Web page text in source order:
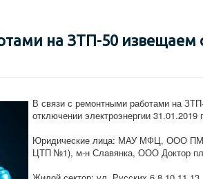
на ЗТП-50 извещаем
В связи с ремонтными работами на
отключении электроэнергии 31.01.2019
Юридические лица: МАУ МФЦ, ООО ПМ
ЦТП №1), м-н Славянка, ООО Доктор